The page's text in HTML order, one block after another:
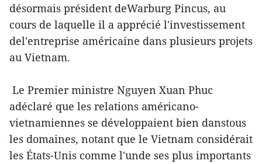
désormais président deWarburg Pincus, au
cours de laquelle il a apprécié l'investissement
del'entreprise américaine dans plusieurs projets
au Vietnam.
Le Premier ministre Nguyen Xuan Phuc
adéclaré que les relations américano-
vietnamiennes se développaient bien danstous
les domaines, notant que le Vietnam considérait
les États-Unis comme l'unde ses plus importants